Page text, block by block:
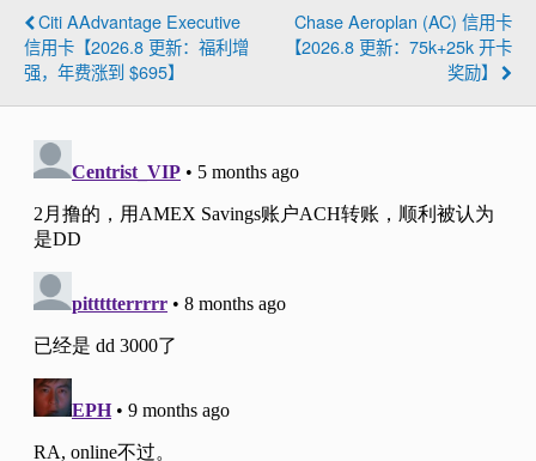
Citi AAdvantage Executive
信用卡【2026.8 更新：福利增
强，年费涨到 $695】
Chase Aeroplan (AC) 信用卡
【2026.8 更新：75k+25k 开卡
奖励】